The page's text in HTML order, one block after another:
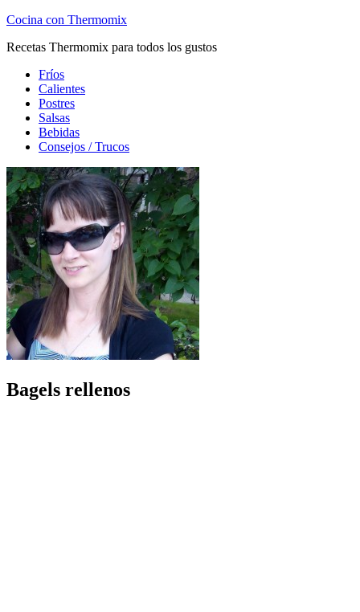
Cocina con Thermomix
Recetas Thermomix para todos los gustos
Fríos
Calientes
Postres
Salsas
Bebidas
Consejos / Trucos
Bagels rellenos